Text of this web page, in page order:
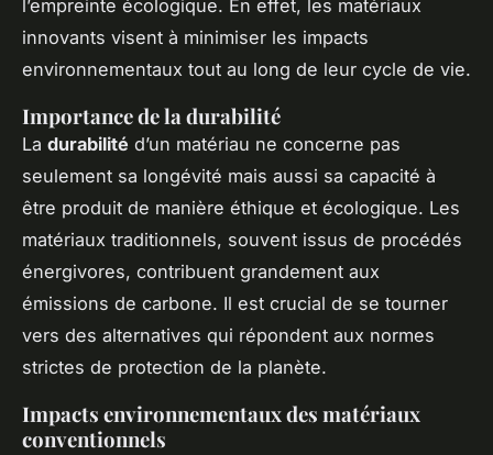
l’empreinte écologique. En effet, les matériaux
innovants visent à minimiser les impacts
environnementaux tout au long de leur cycle de vie.
Importance de la durabilité
La durabilité d’un matériau ne concerne pas
seulement sa longévité mais aussi sa capacité à
être produit de manière éthique et écologique. Les
matériaux traditionnels, souvent issus de procédés
énergivores, contribuent grandement aux
émissions de carbone. Il est crucial de se tourner
vers des alternatives qui répondent aux normes
strictes de protection de la planète.
Impacts environnementaux des matériaux
conventionnels